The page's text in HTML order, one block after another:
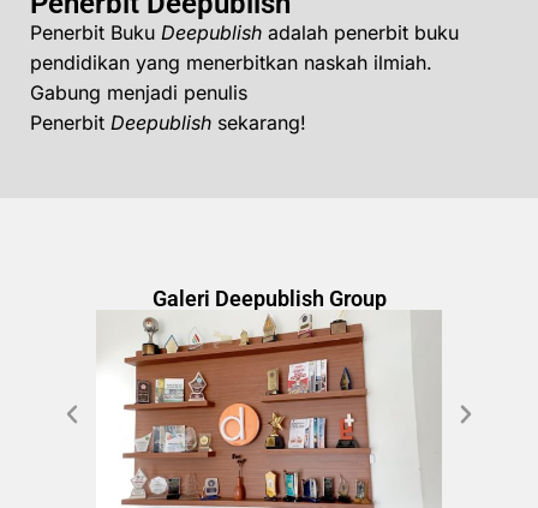
Penerbit Buku Deepublish adalah penerbit buku
pendidikan yang menerbitkan naskah ilmiah.
Gabung menjadi penulis
Penerbit Deepublish sekarang!
Galeri Deepublish Group